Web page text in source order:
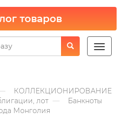
товаров
Toggle
КОЛЛЕКЦИОНИРОВАНИЕ
лот
Банкноты
Монголия